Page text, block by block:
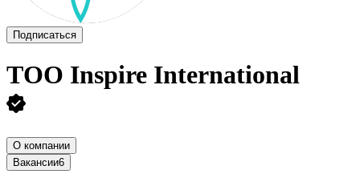
Подписаться
ТОО Inspire International
О компании
Вакансии6